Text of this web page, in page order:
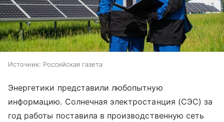
Источник: Российская газета
Энергетики представили любопытную
информацию. Солнечная электростанция (СЭС) за
год работы поставила в производственную сеть